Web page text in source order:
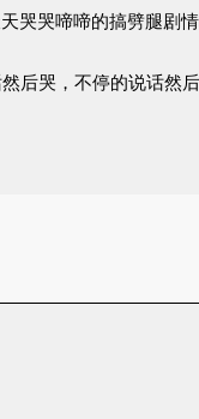
哭哭啼啼的搞劈腿剧
后哭，不停的说话